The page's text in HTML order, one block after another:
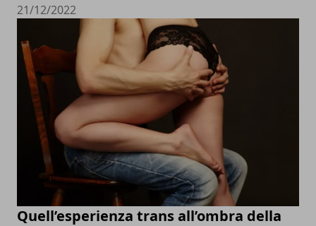
21/12/2022
Quell’esperienza trans all’ombra della